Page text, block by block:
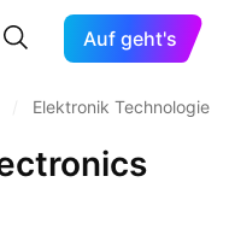
Auf geht's
Elektronik Technologie